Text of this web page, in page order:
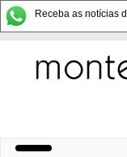
Receba as notícias